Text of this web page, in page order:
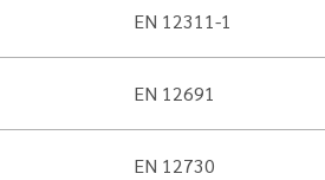
EN 12311-1
EN 12691
EN 12730